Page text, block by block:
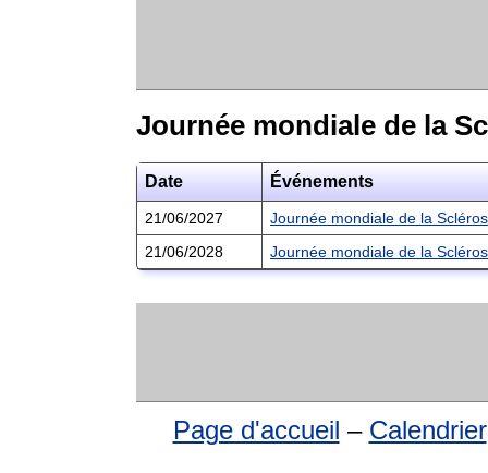
Journée mondiale de la
Date Événements
21/06/2027
Journée mondiale de la
21/06/2028
Journée mondiale de la
Page d'accueil – Calendrier